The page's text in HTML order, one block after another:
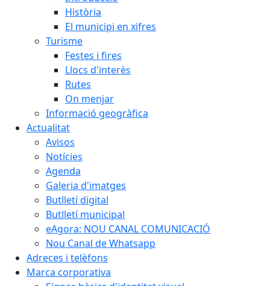
Història
El municipi en xifres
Turisme
Festes i fires
Llocs d'interès
Rutes
On menjar
Informació geogràfica
Actualitat
Avisos
Notícies
Agenda
Galeria d'imatges
Butlletí digital
Butlletí municipal
eAgora: NOU CANAL COMUNICACIÓ
Nou Canal de Whatsapp
Adreces i telèfons
Marca corporativa